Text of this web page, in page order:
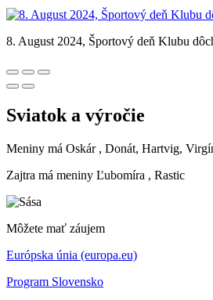
8. August 2024, Športový deň Klubu
Sviatok a výročie
Meniny má Oskár , Donát, Hartvig,
Zajtra má meniny Ľubomíra , Rastic
Môžete mať záujem
Európska únia (europa.eu)
Program Slovensko